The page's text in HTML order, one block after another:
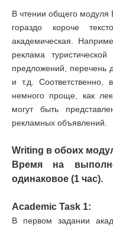
В чтении общего модуля
гораздо короче
академическая.
реклама
предложений, перечень
и т.д. Соответственно,
немного проще, как
могут быть
рекламных объявлений.
Writing в обоих
Время на
одинаковое (1 час).
Academic Task 1:
В первом задании